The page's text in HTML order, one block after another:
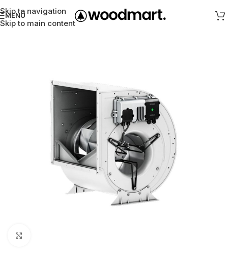
Skip to navigation
Skip to main content
MENÜ